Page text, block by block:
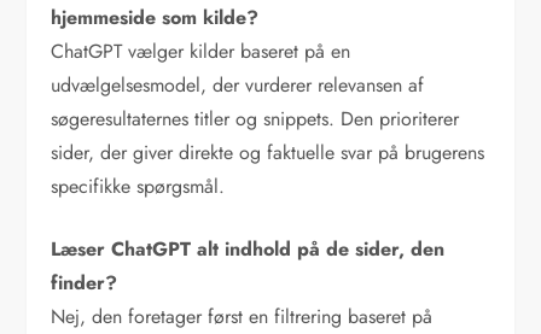
hjemmeside som kilde?
ChatGPT vælger kilder baseret på en
udvælgelsesmodel, der vurderer relevansen af
søgeresultaternes titler og snippets. Den prioriterer
sider, der giver direkte og faktuelle svar på brugerens
specifikke spørgsmål.
Læser ChatGPT alt indhold på de sider, den
finder?
Nej, den foretager først en filtrering baseret på